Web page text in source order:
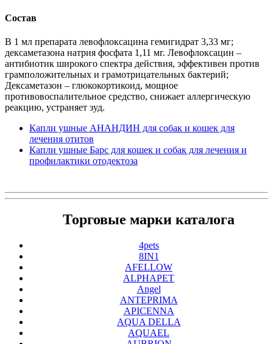
Состав
В 1 мл препарата левофлоксацина гемигидрат 3,33 мг;
дексаметазона натрия фосфата 1,11 мг. Левофлоксацин –
антибиотик широкого спектра действия, эффективен против
грамположительных и грамотрицательных бактерий;
Дексаметазон – глюкокортикоид, мощное
противовоспалительное средство, снижает аллергическую
реакцию, устраняет зуд.
Капли ушные АНАНДИН для собак и кошек для
лечения отитов
Капли ушные Барс для кошек и собак для лечения и
профилактики отодектоза
Торговые марки каталога
4pets
8IN1
AFELLOW
ALPHAPET
Angel
ANTEPRIMA
APICENNA
AQUA DELLA
AQUAEL